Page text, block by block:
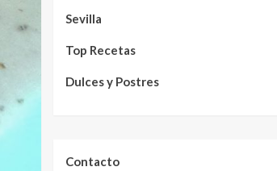
Sevilla
Top Recetas
Dulces y Postres
Contacto